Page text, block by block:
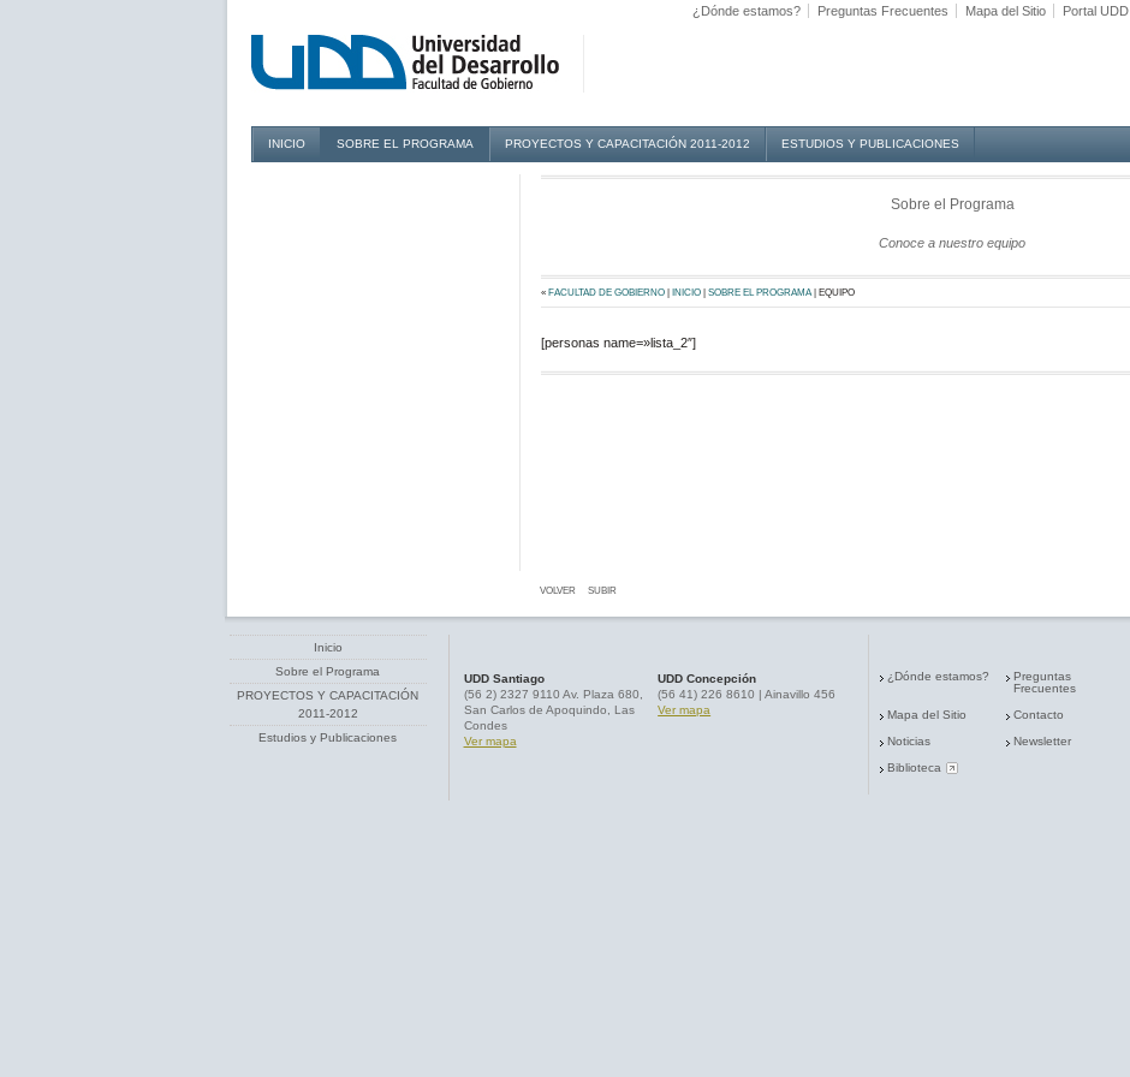
¿Dónde estamos? Preguntas Frecuentes Mapa del Sitio Portal UDD
INICIO SOBRE EL PROGRAMA PROYECTOS Y CAPACITACIÓN 2011-2012 ESTUDIOS Y PUBLICACIONES
Sobre el Programa
Conoce a nuestro equipo
« FACULTAD DE GOBIERNO| INICIO| SOBRE EL PROGRAMA| EQUIPO
[personas name=»lista_2″]
VOLVER SUBIR
Inicio
Sobre el Programa
PROYECTOS Y CAPACITACIÓN
2011-2012
Estudios y Publicaciones
UDD Santiago
(56 2) 2327 9110 Av. Plaza 680,
San Carlos de Apoquindo, Las
Condes
Ver mapa
UDD Concepción
(56 41) 226 8610 | Ainavillo 456
Ver mapa
¿Dónde estamos?
Preguntas
Frecuentes
Mapa del Sitio
Contacto
Noticias
Newsletter
Biblioteca